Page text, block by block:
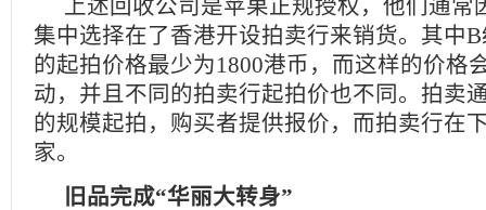
上述回收公司是苹果正规授权，他们通常
集中选择在了香港开设拍卖行来销货。其中B
的起拍价格最少为1800港币，而这样的价格
动，并且不同的拍卖行起拍价也不同。拍卖
的规模起拍，购买者提供报价，而拍卖行在
家。
旧品完成“华丽大转身”